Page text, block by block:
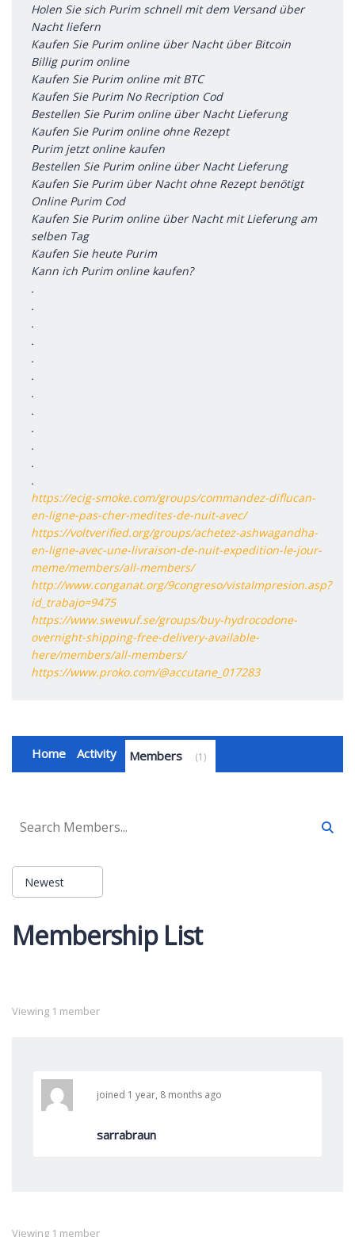
Holen Sie sich Purim schnell mit dem Versand über
Nacht liefern
Kaufen Sie Purim online über Nacht über Bitcoin
Billig purim online
Kaufen Sie Purim online mit BTC
Kaufen Sie Purim No Recription Cod
Bestellen Sie Purim online über Nacht Lieferung
Kaufen Sie Purim online ohne Rezept
Purim jetzt online kaufen
Bestellen Sie Purim online über Nacht Lieferung
Kaufen Sie Purim über Nacht ohne Rezept benötigt
Online Purim Cod
Kaufen Sie Purim online über Nacht mit Lieferung am
selben Tag
Kaufen Sie heute Purim
Kann ich Purim online kaufen?
.
.
.
.
.
.
.
.
.
.
.
.
https://ecig-smoke.com/groups/commandez-diflucan-
en-ligne-pas-cher-medites-de-nuit-avec/
https://voltverified.org/groups/achetez-ashwagandha-
en-ligne-avec-une-livraison-de-nuit-expedition-le-jour-
meme/members/all-members/
http://www.conganat.org/9congreso/vistaImpresion.asp?
id_trabajo=9475
https://www.swewuf.se/groups/buy-hydrocodone-
overnight-shipping-free-delivery-available-
here/members/all-members/
https://www.proko.com/@accutane_017283
Home Activity Members 1
By:
Newest
Membership List
Viewing 1 member
sarrabraun
joined 1 year, 8 months ago
Viewing 1 member